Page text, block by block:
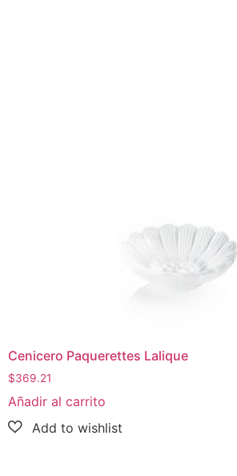
Cenicero Paquerettes Lalique
$369.21
Añadir al carrito